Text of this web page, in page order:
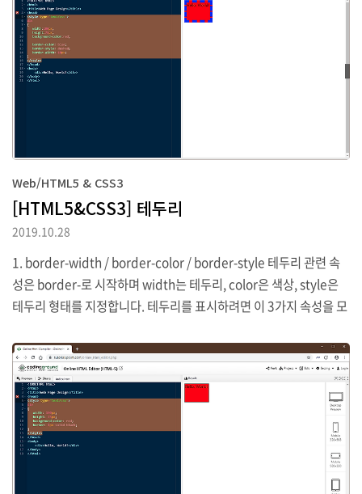
수 있으며 크기 조절은 background-size 속성을 사용합니다. 크기
를 2번에 걸쳐서 지정해 줄 수도 있는데 이렇게 되면 2번째 값은 높이
를 의미하게 됩니다. 만약 background-image에서 배경 이미지를
여러 개 적용했고, 각각의 이미지에 대해 크기를 다르게 해야 한다면
Web/HTML5 & CSS3
[HTML5&CSS3] 테두리
2019.10.28
1. border-width / border-color / border-style 테두리 관련 속
성은 border-로 시작하며 width는 테두리, color은 색상, style은
테두리 형태를 지정합니다. 테두리를 표시하려면 이 3가지 속성을 모
or 순서로 하여 한 줄로 한꺼번에 처리할 수 있습니다. border- 스타
일도 필요하다면 top, bottom, left, right방향으로 개별적인 지정
이 가능합니다. 2. border-radius CSS3전용 속성으로 완만한 테두
리를 만들 수 있습니다. border-radius는 속성의 값을 하나만 입력
하면 전체를 같은 값으로 하여 둥근형태를 만들지만 다음과 같이 왼
쪽 위, ..